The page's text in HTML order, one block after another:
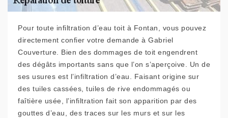
Pour toute infiltration d’eau toit à Fontan, vous pouvez
directement confier votre demande à Gabriel
Couverture. Bien des dommages de toit engendrent
des dégâts importants sans que l’on s’aperçoive. Un de
ses usures est l’infiltration d’eau. Faisant origine sur
des tuiles cassées, tuiles de rive endommagés ou
faîtière usée, l’infiltration fait son apparition par des
gouttes d’eau, des traces sur les murs et sur les